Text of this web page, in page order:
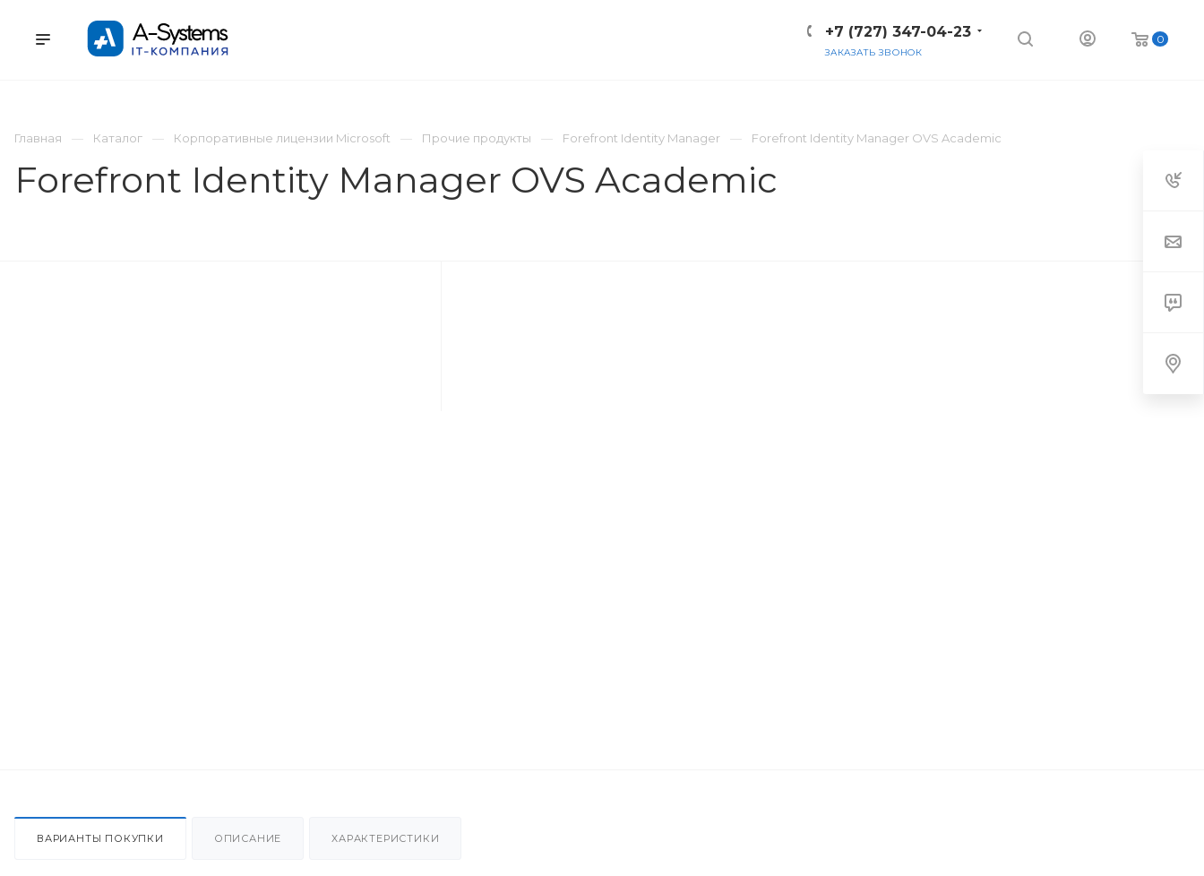
0
+7 (727) 347-04-23
ЗАКАЗАТЬ ЗВОНОК
Главная
Каталог Корпоративные лицензии Microsoft Прочие продукты Forefront Identity Manager Forefront Identity Manager OVS Academic
Forefront Identity Manager OVS Academic
ВАРИАНТЫ ПОКУПКИ ОПИСАНИЕ ХАРАКТЕРИСТИКИ